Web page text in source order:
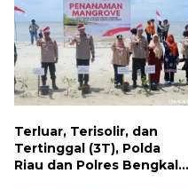
Terluar, Terisolir, dan
Tertinggal (3T), Polda
Riau dan Polres Bengkalis